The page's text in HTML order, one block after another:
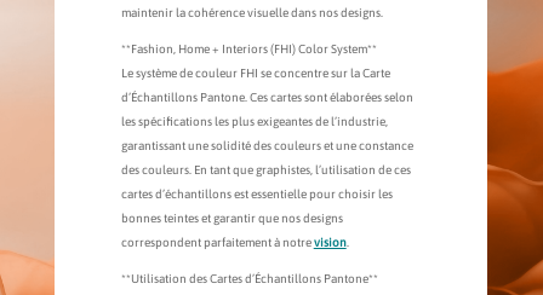
maintenir la cohérence visuelle dans nos designs.
**Fashion, Home + Interiors (FHI) Color System**
Le système de couleur FHI se concentre sur la Carte
d’Échantillons Pantone. Ces cartes sont élaborées selon
les spécifications les plus exigeantes de l’industrie,
garantissant une solidité des couleurs et une constance
des couleurs. En tant que graphistes, l’utilisation de ces
cartes d’échantillons est essentielle pour choisir les
bonnes teintes et garantir que nos designs
correspondent parfaitement à notrevision.
**Utilisation des Cartes d’Échantillons Pantone**